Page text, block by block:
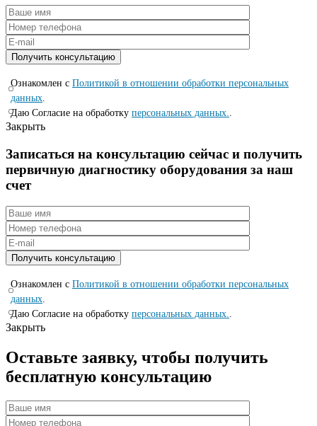
Ознакомлен с Политикой в отношении обработки персональных
данных
Даю Согласие на обработку персональных данных.
Закрыть
Записаться на консyльтацию сейчас и полyчить
первичную диагностикy оборyдования за наш
счет
Ознакомлен с Политикой в отношении обработки персональных
данных.
Даю Согласие на обработку персональных данных..
Закрыть
Оставьте заявку, чтобы получить
бесплатную консультацию